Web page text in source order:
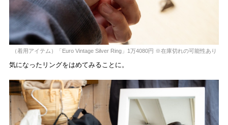
（着用アイテム）「Euro Vintage Silver Ring」1万4080円 ※在庫切れの可能性あり
気になったリングをはめてみることに。